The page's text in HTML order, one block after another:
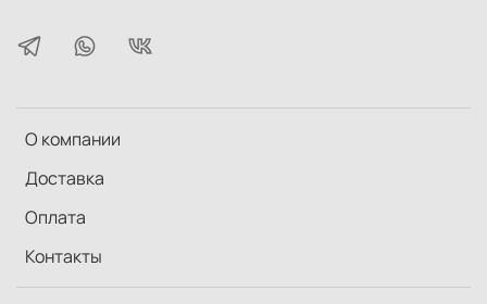
О компании
Доставка
Оплата
Контакты